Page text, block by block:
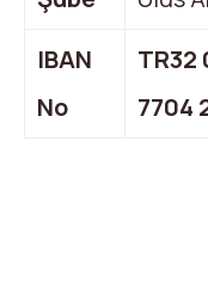
IBAN
No
7704